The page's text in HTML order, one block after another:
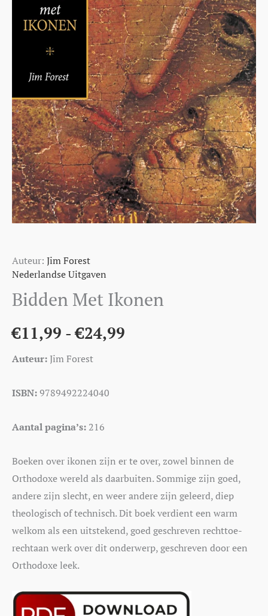
Auteur: Jim Forest
Nederlandse Uitgaven
Bidden Met Ikonen
€11,99 - €24,99
Auteur:Jim Forest
ISBN:9789492224040
Aantal pagina’s: 216
Boeken over ikonen zijn er te over, zowel binnen de
Orthodoxe wereld als daarbuiten. Sommige zijn goed,
andere zijn slecht, en weer andere zijn geleerd, diep
theologisch of technisch. Dit boek verdient een warm
welkom als een uitstekend, goed geschreven rechttoe-
rechtaan werk over dit onderwerp, geschreven door een
Orthodoxe leek.